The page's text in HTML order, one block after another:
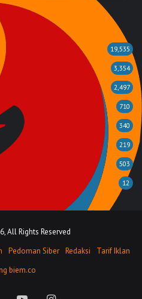
19,535
3,354
2,497
710
340
219
503
12
All Rights Reserved
Pedoman Siber Redaksi
Tarif Iklan
biem.co